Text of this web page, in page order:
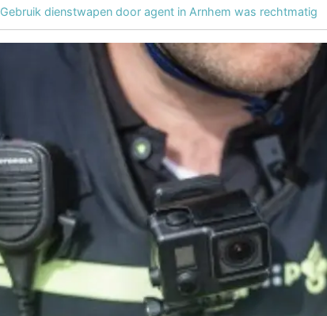
Gebruik dienstwapen door agent in Arnhem was rechtmatig